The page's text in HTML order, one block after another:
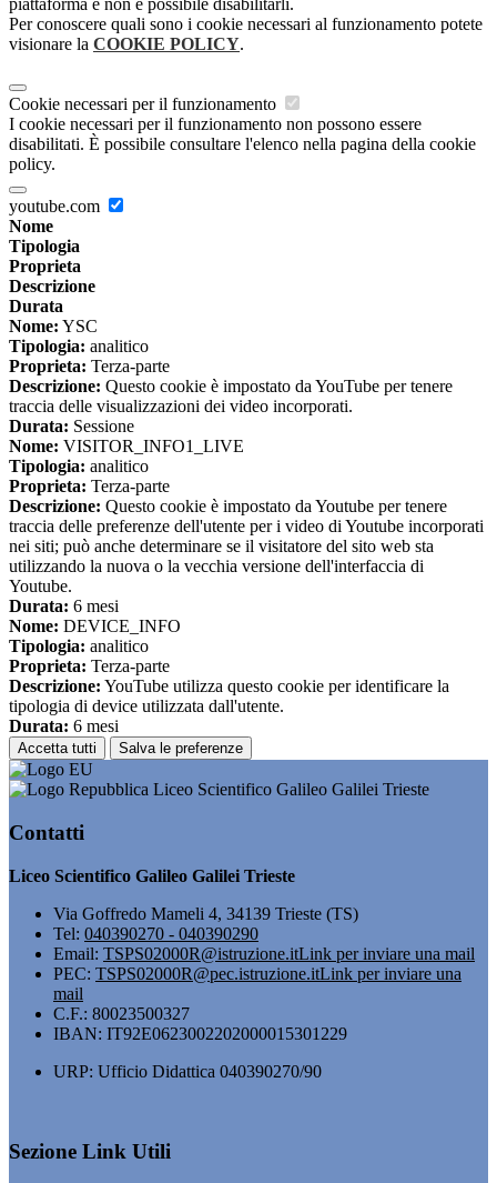
piattaforma e non è possibile disabilitarli.
Per conoscere quali sono i cookie necessari al funzionamento potete
visionare la COOKIE POLICY.
Cookie necessari per il funzionamento
I cookie necessari per il funzionamento non possono essere
disabilitati. È possibile consultare l'elenco nella pagina della cookie
policy.
youtube.com
Nome
Tipologia
Proprieta
Descrizione
Durata
Nome: YSC
Tipologia: analitico
Proprieta: Terza-parte
Descrizione: Questo cookie è impostato da YouTube per tenere
traccia delle visualizzazioni dei video incorporati.
Durata: Sessione
Nome: VISITOR_INFO1_LIVE
Tipologia: analitico
Proprieta: Terza-parte
Descrizione: Questo cookie è impostato da Youtube per tenere
traccia delle preferenze dell'utente per i video di Youtube incorporati
nei siti; può anche determinare se il visitatore del sito web sta
utilizzando la nuova o la vecchia versione dell'interfaccia di
Youtube.
Durata: 6 mesi
Nome: DEVICE_INFO
Tipologia: analitico
Proprieta: Terza-parte
Descrizione: YouTube utilizza questo cookie per identificare la
tipologia di device utilizzata dall'utente.
Durata: 6 mesi
Accetta tutti Salva le preferenze
Liceo Scientifico Galileo Galilei Trieste
Contatti
Liceo Scientifico Galileo Galilei Trieste
Via Goffredo Mameli 4, 34139 Trieste (TS)
Tel: 040390270 - 040390290
Email: TSPS02000R@istruzione.itLink per inviare una mail
PEC: TSPS02000R@pec.istruzione.itLink per inviare una
mail
C.F.: 80023500327
IBAN: IT92E0623002202000015301229
URP: Ufficio Didattica 040390270/90
Sezione Link Utili